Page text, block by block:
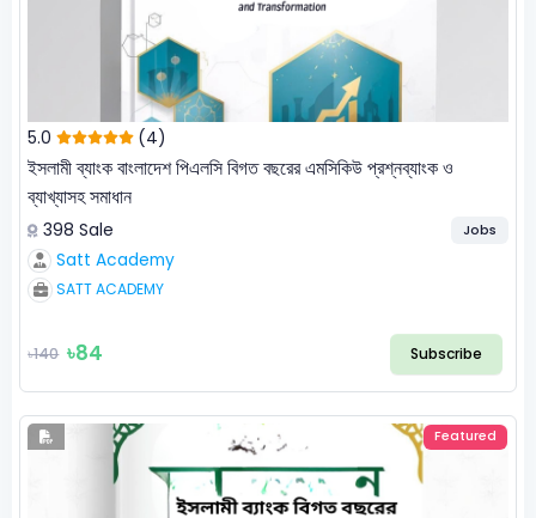
5.0 (4)
ইসলামী ব্যাংক বাংলাদেশ পিএলসি বিগত বছরের এমসিকিউ প্রশ্নব্যাংক ও
ব্যাখ্যাসহ সমাধান
398 Sale Jobs
Satt Academy
SATT ACADEMY
৳140 ৳84 Subscribe
Featured